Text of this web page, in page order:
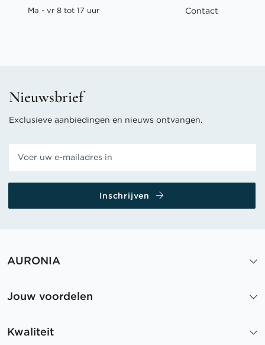
Ma - vr 8 tot 17 uur Contact
Nieuwsbrief
Exclusieve aanbiedingen en nieuws ontvangen.
Inschrijven
AURONIA
Jouw voordelen
Kwaliteit